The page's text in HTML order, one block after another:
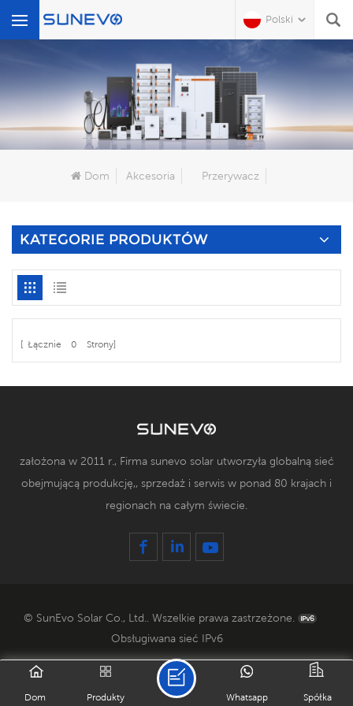
Polski
Czego Szukasz?
Dom Akcesoria Przerywacz
KATEGORIE PRODUKTÓW
[ Łącznie 0 Strony]
założona w 2011 r., Firma sunevo solar utworzyła globalną sieć
obejmującą produkcję,, sprzedaż i serwis w ponad 80 krajach i
regionach na całym świecie.
© SunEvo Solar Co., Ltd.. Wszelkie prawa zastrzeżone.
Obsługiwana sieć IPv6
Dom Produkty Spółka
Whatsapp